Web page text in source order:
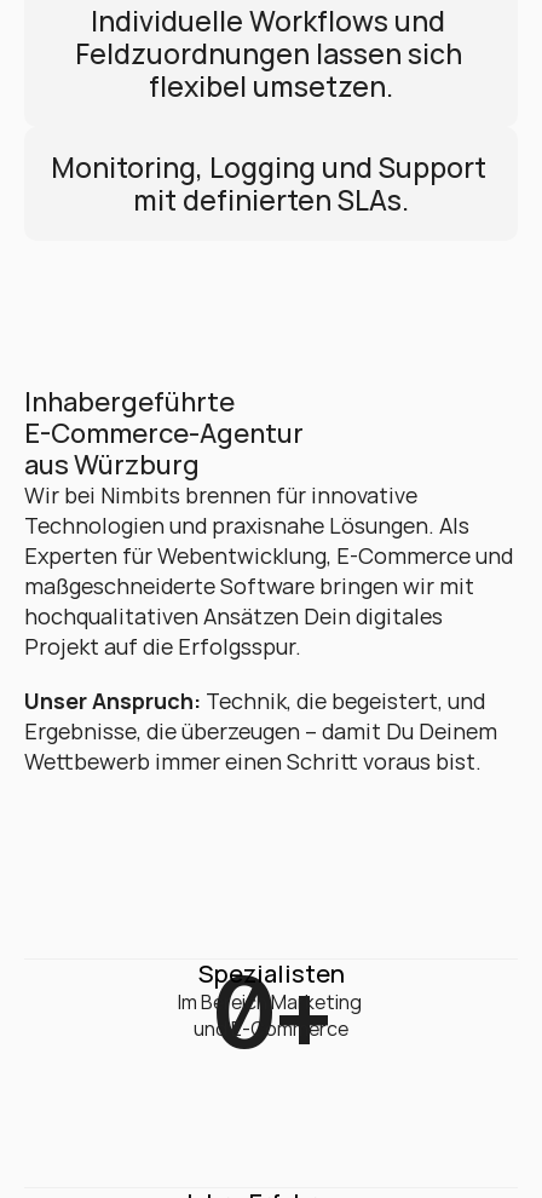
Individuelle Workflows und
Feldzuordnungen lassen sich
flexibel umsetzen.
Monitoring, Logging und Support
mit definierten SLAs.
Inhabergeführte
E-Commerce-Agentur
aus Würzburg
Wir bei Nimbits brennen für innovative
Technologien und praxisnahe Lösungen. Als
Experten für Webentwicklung, E-Commerce und
maßgeschneiderte Software bringen wir mit
hochqualitativen Ansätzen Dein digitales
Projekt auf die Erfolgsspur.
Unser Anspruch: Technik, die begeistert, und
Ergebnisse, die überzeugen – damit Du Deinem
Wettbewerb immer einen Schritt voraus bist.
0+
Spezialisten
Im Bereich Marketing
und E-Commerce